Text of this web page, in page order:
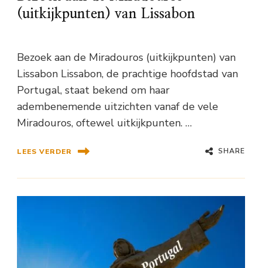
(uitkijkpunten) van Lissabon
Bezoek aan de Miradouros (uitkijkpunten) van
Lissabon Lissabon, de prachtige hoofdstad van
Portugal, staat bekend om haar
adembenemende uitzichten vanaf de vele
Miradouros, oftewel uitkijkpunten. …
LEES VERDER SHARE